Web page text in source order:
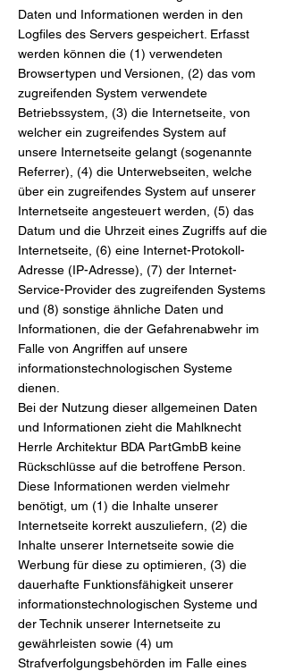
Daten und Informationen werden in den
Logfiles des Servers gespeichert. Erfasst
werden können die (1) verwendeten
Browsertypen und Versionen, (2) das vom
zugreifenden System verwendete
Betriebssystem, (3) die Internetseite, von
welcher ein zugreifendes System auf
unsere Internetseite gelangt (sogenannte
Referrer), (4) die Unterwebseiten, welche
über ein zugreifendes System auf unserer
Internetseite angesteuert werden, (5) das
Datum und die Uhrzeit eines Zugriffs auf die
Internetseite, (6) eine Internet-Protokoll-
Adresse (IP-Adresse), (7) der Internet-
Service-Provider des zugreifenden Systems
und (8) sonstige ähnliche Daten und
Informationen, die der Gefahrenabwehr im
Falle von Angriffen auf unsere
informationstechnologischen Systeme
dienen.
Bei der Nutzung dieser allgemeinen Daten
und Informationen zieht die Mahlknecht
Herrle Architektur BDA PartGmbB keine
Rückschlüsse auf die betroffene Person.
Diese Informationen werden vielmehr
benötigt, um (1) die Inhalte unserer
Internetseite korrekt auszuliefern, (2) die
Inhalte unserer Internetseite sowie die
Werbung für diese zu optimieren, (3) die
dauerhafte Funktionsfähigkeit unserer
informationstechnologischen Systeme und
der Technik unserer Internetseite zu
gewährleisten sowie (4) um
Strafverfolgungsbehörden im Falle eines